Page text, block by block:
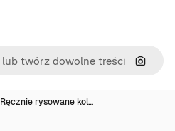
Szukaj
Ręcznie rysowane kol…